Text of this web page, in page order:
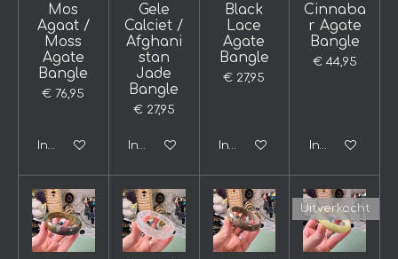
Mos
Agaat /
Moss
Agate
Bangle
€ 76,95
In winkelwagen
Gele
Calciet /
Afghani
stan
Jade
Bangle
€ 27,95
In winkelwagen
Black
Lace
Agate
Bangle
€ 27,95
In winkelwagen
Cinnaba
r Agate
Bangle
€ 44,95
In
Uitverkocht